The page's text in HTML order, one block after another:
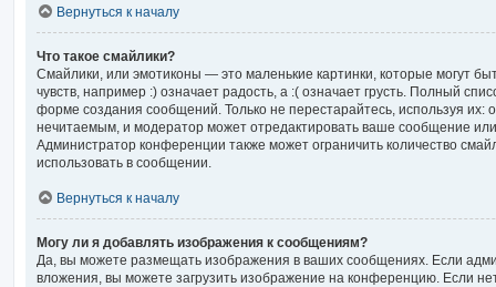
Вернуться к началу
Что такое смайлики?
Смайлики, или эмотиконы — это маленькие картинки, которые могут
чувств, например :) означает радость, а :( означает грусть. Полный
форме создания сообщений. Только не перестарайтесь, используя их:
нечитаемым, и модератор может отредактировать ваше сообщение
Администратор конференции также может ограничить количество
использовать в сообщении.
Вернуться к началу
Могу ли я добавлять изображения к сообщениям?
Да, вы можете размещать изображения в ваших сообщениях. Если
вложения, вы можете загрузить изображение на конференцию. Если